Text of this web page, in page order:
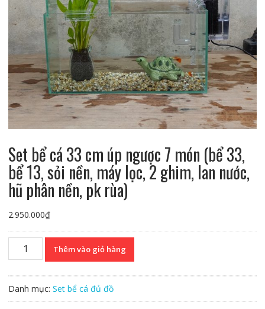
Set bể cá 33 cm úp ngược 7 món (bể 33,
bể 13, sỏi nền, máy lọc, 2 ghim, lan nước,
hũ phân nền, pk rùa)
2.950.000₫
cm
Thêm vào giỏ hàng
Danh mục: Set bể cá đủ đồ